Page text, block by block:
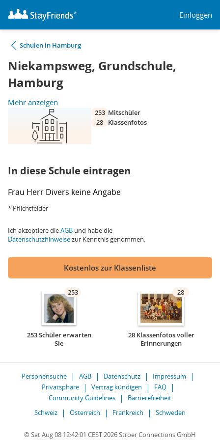
Einloggen
Schulen in Hamburg
Niekampsweg, Grundschule,
Hamburg
Mehr anzeigen
253 Mitschüler
28
Klassenfotos
In diese Schule eintragen
Frau Herr Divers keine Angabe
* Pflichtfelder
Ich akzeptiere dieAGB und habe die
Datenschutzhinweisezur Kenntnis genommen.
Kostenlos zur Klassenliste
253
253 Schüler erwarten
Sie
28
28 Klassenfotos voller
Erinnerungen
Personensuche AGB Datenschutz
Impressum
Privatsphäre
Vertrag kündigen
FAQ
Community Guidelines
Barrierefreiheit
Schweiz
Österreich Frankreich Schweden
© Sat Aug 08 12:42:01 CEST 2026 Ströer Connections GmbH